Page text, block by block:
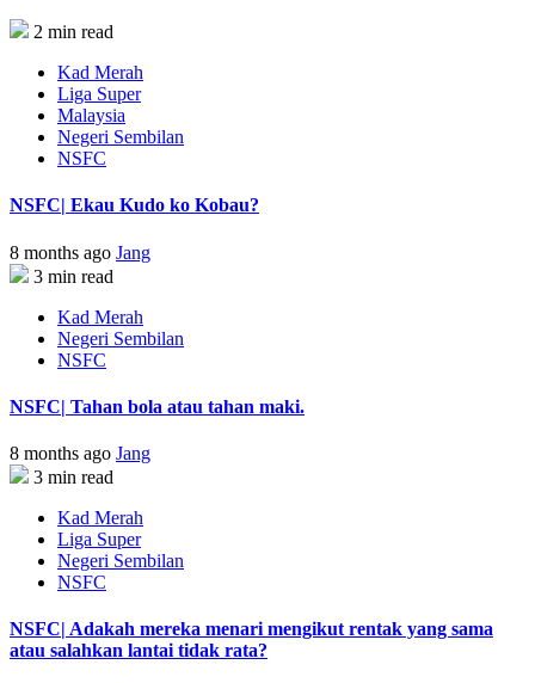
2 min read
Kad Merah
Liga Super
Malaysia
Negeri Sembilan
NSFC
NSFC| Ekau Kudo ko Kobau?
8 months ago Jang
3 min read
Kad Merah
Negeri Sembilan
NSFC
NSFC| Tahan bola atau tahan maki.
8 months ago Jang
3 min read
Kad Merah
Liga Super
Negeri Sembilan
NSFC
NSFC| Adakah mereka menari mengikut rentak yang sama
atau salahkan lantai tidak rata?